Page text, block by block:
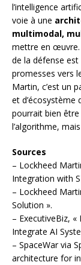
l’intelligence
voie à une
multimodal,
mettre en œuvre.
de la défense
promesses vers
Martin, c’est un
et d’écosystème
pourrait bien
l’algorithme,
Sources
– Lockheed
Integration with
– Lockheed
Solution ».
– ExecutiveBiz,
Integrate AI
– SpaceWar via
architecture for